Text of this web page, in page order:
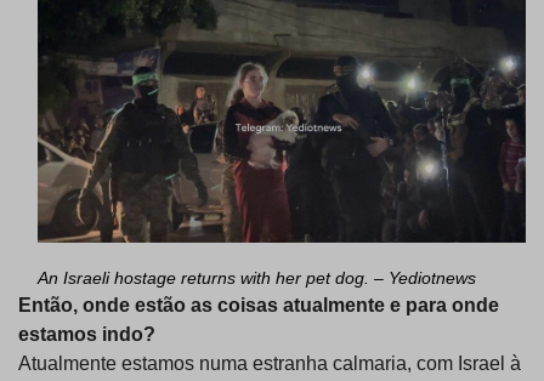
An Israeli hostage returns with her pet dog. – Yediotnews
Então, onde estão as coisas atualmente e para onde
estamos indo?
Atualmente estamos numa estranha calmaria, com Israel à